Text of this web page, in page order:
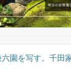
園を写す。千田